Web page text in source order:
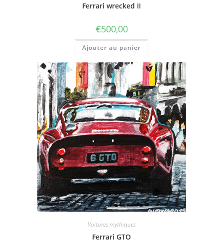
Ferrari wrecked II
€500,00
Ajouter au panier
Voitures mythiques
Ferrari GTO